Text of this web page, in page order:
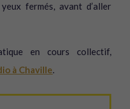
fermés, avant d’aller
en cours collectif,
à Chaville.